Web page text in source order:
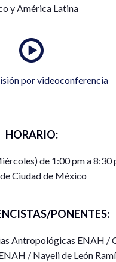
y América Latina
por videoconferencia
HORARIO:
de 1:00 pm a 8:30
Ciudad de México
PONENTES:
Antropológicas ENAH /
/ Nayeli de León